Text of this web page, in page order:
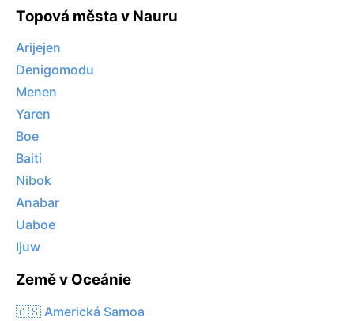
Topová města v Nauru
Arijejen
Denigomodu
Menen
Yaren
Boe
Baiti
Nibok
Anabar
Uaboe
Ijuw
Země v Oceánie
🇦🇸 Americká Samoa